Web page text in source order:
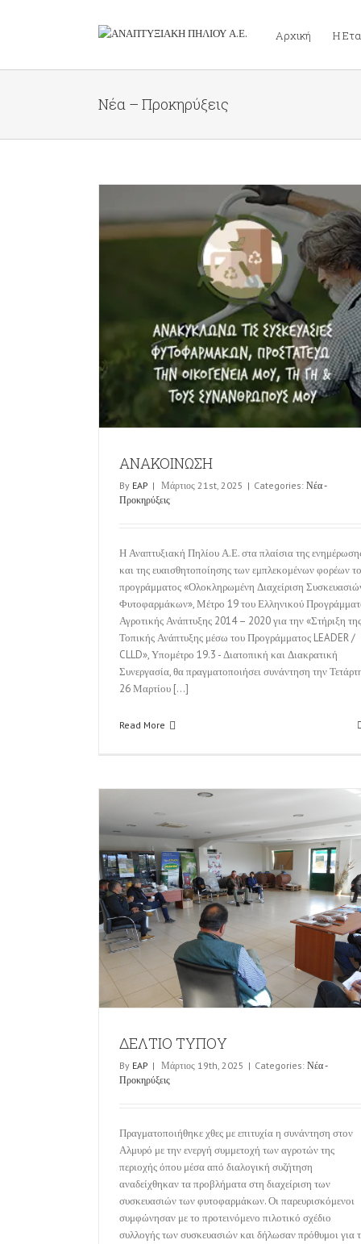
Αρχική Η
Νέα – Προκηρύξεις
ΑΝΑΚΟΙΝΩΣΗ
By EAP | Μάρτιος 21st, 2025 | Categories: Νέα -
Προκηρύξεις
Η Αναπτυξιακή Πηλίου Α.Ε. στα πλαίσια της
και της ευαισθητοποίησης των εμπλεκομένων φορέων
προγράμματος «Ολοκληρωμένη Διαχείριση
Φυτοφαρμάκων», Μέτρο 19 του Ελληνικού
Αγροτικής Ανάπτυξης 2014 – 2020 για την «Στήριξη της
Τοπικής Ανάπτυξης μέσω του Προγράμματος LEADER /
CLLD», Υπομέτρο 19.3 - Διατοπική και Διακρατική
Συνεργασία, θα πραγματοποιήσει συνάντηση την
26 Μαρτίου [...]
Read More
ΔΕΛΤΙΟ ΤΥΠΟΥ
By EAP | Μάρτιος 19th, 2025 | Categories: Νέα -
Προκηρύξεις
Πραγματοποιήθηκε χθες με επιτυχία η συνάντηση στον
Αλμυρό με την ενεργή συμμετοχή των αγροτών της
περιοχής όπου μέσα από διαλογική συζήτηση
αναδείχθηκαν τα προβλήματα στη διαχείριση των
συσκευασιών των φυτοφαρμάκων. Οι παρευρισκόμενοι
συμφώνησαν με το προτεινόμενο πιλοτικό σχέδιο
συλλογής των συσκευασιών και δήλωσαν πρόθυμοι για